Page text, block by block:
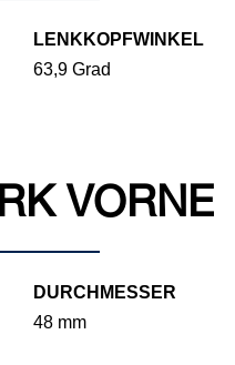
LENKKOPFWINKEL
63,9 Grad
VORNE
DURCHMESSER
48 mm